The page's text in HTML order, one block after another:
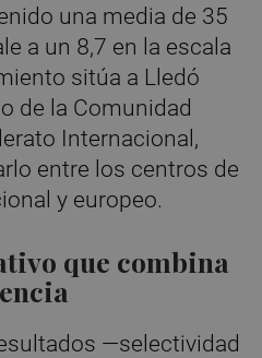
una media de 35
a un 8,7 en la escala
sitúa a Lledó
de la Comunidad
Internacional,
entre los centros de
y europeo.
que combina
—selectividad